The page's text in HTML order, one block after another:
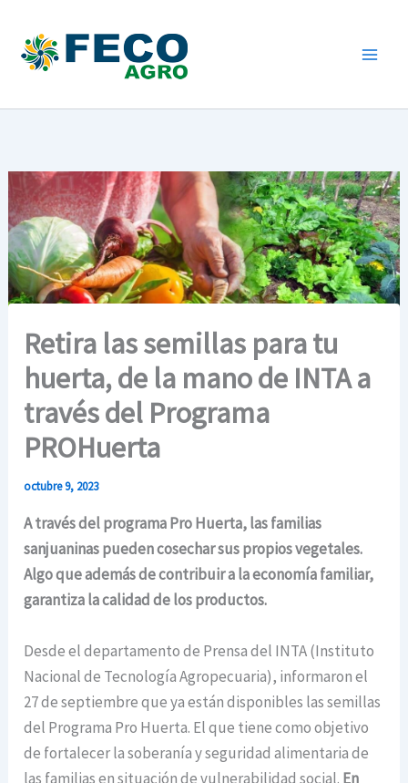
contenido
Retira las semillas para tu
huerta, de la mano de INTA a
través del Programa
PROHuerta
octubre 9, 2023
A través del programa Pro Huerta, las familias
sanjuaninas pueden cosechar sus propios vegetales.
Algo que además de contribuir a la economía familiar,
garantiza la calidad de los productos.
Desde el departamento de Prensa del INTA (Instituto
Nacional de Tecnología Agropecuaria), informaron el
27 de septiembre que ya están disponibles las semillas
del Programa Pro Huerta. El que tiene como objetivo
de fortalecer la soberanía y seguridad alimentaria de
las familias en situación de vulnerabilidad social. En